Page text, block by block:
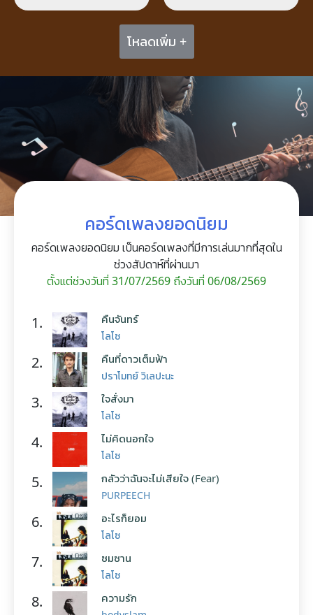
โหลดเพิ่ม +
คอร์ดเพลงยอดนิยม
คอร์ดเพลงยอดนิยม เป็นคอร์ดเพลงที่มีการเล่นมากที่สุดใน
ช่วงสัปดาห์ที่ผ่านมา
ตั้งแต่ช่วงวันที่ 31/07/2569 ถึงวันที่ 06/08/2569
1. คืนจันทร์
โลโซ
2. คืนที่ดาวเต็มฟ้า
ปราโมทย์ วิเลปะนะ
3. ใจสั่งมา
โลโซ
4. ไม่คิดนอกใจ
โลโซ
5. กลัวว่าฉันจะไม่เสียใจ (Fear)
PURPEECH
6. อะไรก็ยอม
โลโซ
7. ซมซาน
โลโซ
8. ความรัก